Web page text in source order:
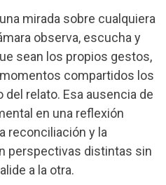
mirada sobre cualquiera
observa, escucha y
sean los propios gestos,
compartidos los
relato. Esa ausencia de
en una reflexión
reconciliación y la
perspectivas distintas sin
a la otra.